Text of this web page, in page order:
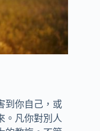
到你自己，或
。凡你對別人